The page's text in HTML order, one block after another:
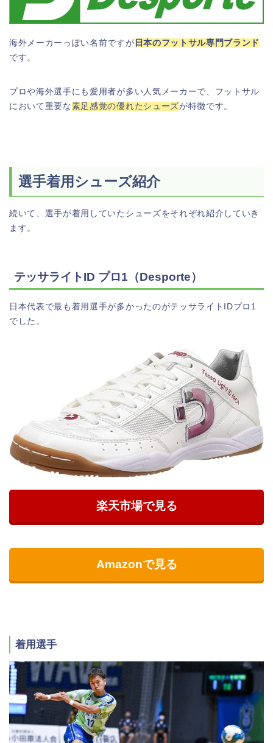
海外メーカーっぽい名前ですが 日本のフットサル専門ブランド
です。
プロや海外選手にも愛用者が多い人気メーカーで、フットサル
において重要な素足感覚の優れたシューズが特徴です。
選手着用シューズ紹介
続いて、選手が着用していたシューズをそれぞれ紹介していき
ます。
テッサライトID プロ1（Desporte）
日本代表で最も着用選手が多かったのがテッサライトIDプロ1
でした。
楽天市場で見る
Amazonで見る
着用選手